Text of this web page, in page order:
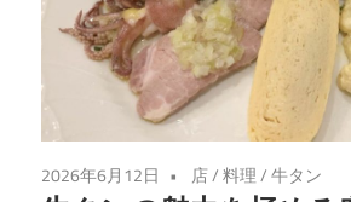
2026年6月12日 店/料理/牛タン